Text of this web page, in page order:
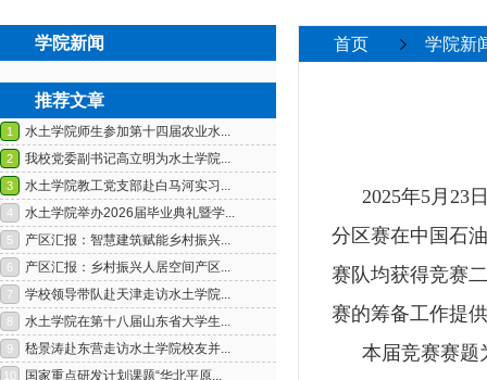
学院新闻
推荐文章
首页 学院新
2025年5月 23
分区赛在中国石
赛队均获得竞赛
赛的筹备工作提
本届竞赛赛题